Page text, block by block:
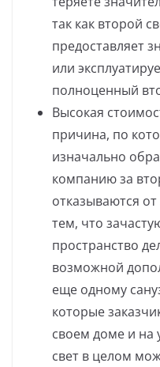
так как второй
предоставляет
или
полноценный
Высокая
причина, по
изначально
компанию за
отказываются от
тем, что
пространство
возможной
еще одному
которые
своем доме и на
свет в целом